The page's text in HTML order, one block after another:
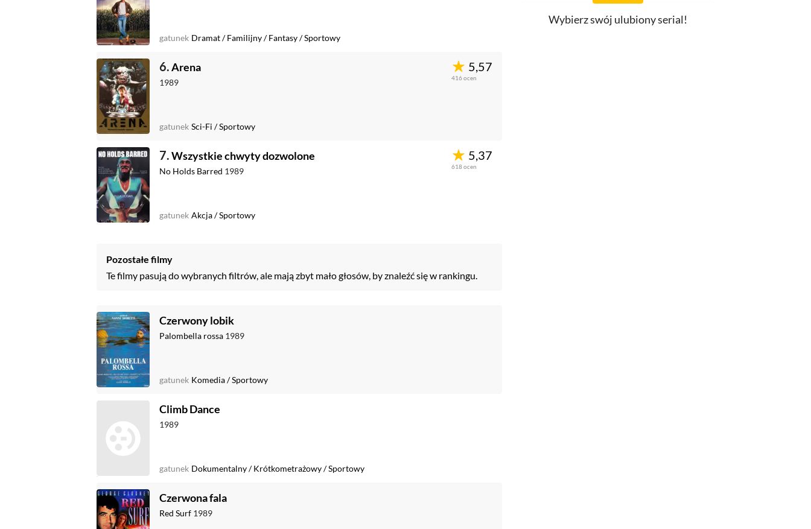
gatunek Dramat/Familijny/Fantasy/Sportowy
6.Arena
1989
5,57
416ocen
gatunek Sci-Fi /Sportowy
7.Wszystkie chwyty dozwolone
No Holds Barred 1989
5,37
618ocen
gatunek Akcja/Sportowy
Pozostałe filmy
Te filmy pasują do wybranych filtrów, ale mają zbyt mało głosów, by znaleźć się w rankingu.
Czerwony lobik
Palombella rossa 1989
gatunek Komedia/Sportowy
Climb Dance
1989
gatunek Dokumentalny/Krótkometrażowy/Sportowy
Czerwona fala
Red Surf 1989
Wybierz swój ulubiony serial!